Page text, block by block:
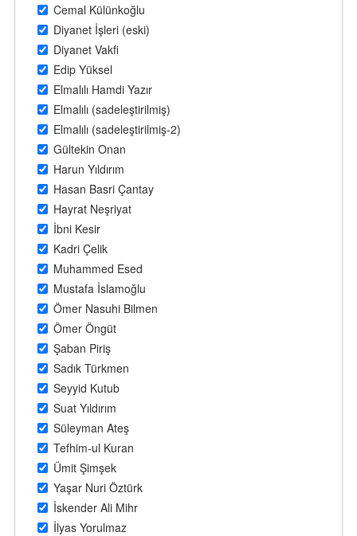
Cemal Külünkoğlu
Diyanet İşleri (eski)
Diyanet Vakfi
Edip Yüksel
Elmalılı Hamdi Yazır
Elmalılı (sadeleştirilmiş)
Elmalılı (sadeleştirilmiş-2)
Gültekin Onan
Harun Yıldırım
Hasan Basri Çantay
Hayrat Neşriyat
İbni Kesir
Kadri Çelik
Muhammed Esed
Mustafa İslamoğlu
Ömer Nasuhi Bilmen
Ömer Öngüt
Şaban Piriş
Sadık Türkmen
Seyyid Kutub
Suat Yıldırım
Süleyman Ateş
Tefhim-ul Kuran
Ümit Şimşek
Yaşar Nuri Öztürk
İskender Ali Mihr
İlyas Yorulmaz